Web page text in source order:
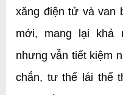
xăng điện tử và van
mới, mang lại khả
nhưng vẫn tiết kiệm
chắn, tư thế lái thể